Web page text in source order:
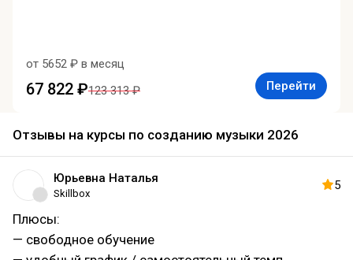
от 5652 ₽ в месяц
67 822 ₽123 313 ₽ Перейти
Отзывы на курсы по созданию музыки 2026
Юрьевна Наталья
Skillbox
5
Плюсы:
— свободное обучение